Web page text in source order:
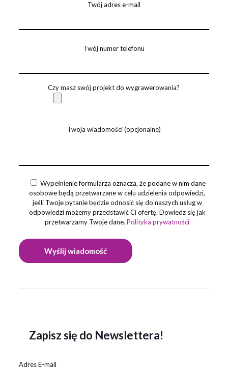
Twój adres e-mail
Twój numer telefonu
Czy masz swój projekt do wygrawerowania?
Twoja wiadomości (opcjonalne)
Wypełnienie formularza oznacza, że podane w nim dane
osobowe będą przetwarzane w celu udzielenia odpowiedzi,
jeśli Twoje pytanie będzie odnosić się do naszych usług w
odpowiedzi możemy przedstawić Ci ofertę. Dowiedz się jak
przetwarzamy Twoje dane.Polityka prywatności
Zapisz się do Newslettera!
Adres E-mail